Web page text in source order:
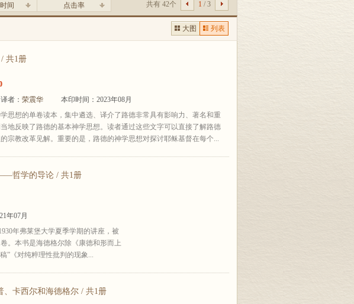
间 点击率 共有 42个 1 / 3
大图 列表
共1册
译者： 荣震华
本印时间：2023年08月
思想的单卷读本，集中遴选、译介了路德非常具有影响力、著名和重
地反映了路德的基本神学思想。读者通过这些文字可以直接了解路德
宗教改革见解。重要的是，路德的神学思想对探讨耶稣基督在每个...
哲学的导论 / 共1册
年07月
年弗莱堡大学夏季学期的讲座，被
。本书是海德格尔除《康德和形而上
”《对纯粹理性批判的现象...
、卡西尔和海德格尔 / 共1册